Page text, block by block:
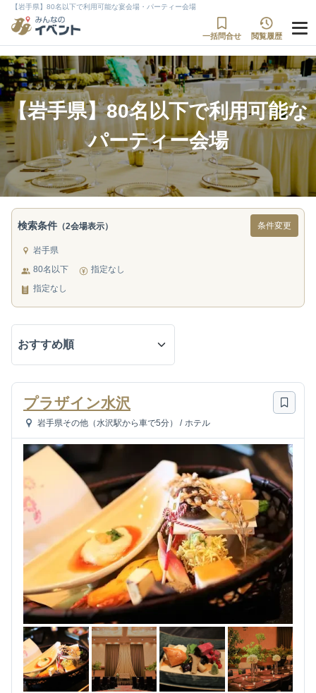
【岩手県】80名以下で利用可能な宴会場・パーティー会場
一括問合せ 閲覧履歴
【岩手県】80名以下で利用可能な
パーティー会場
検索条件 （2会場表示） 条件変更
岩手県
80名以下
指定なし
指定なし
プラザイン水沢
岩手県その他（水沢駅から車で5分） / ホテル